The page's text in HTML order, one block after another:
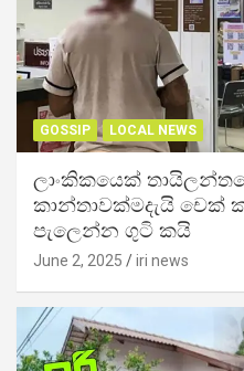
GOSSIP LOCAL NEWS
ලාංකිකයෙක්
කාන්තාවක්මදැයි
පැලෙන්න ගුටි කයි
June 2, 2025 iri news